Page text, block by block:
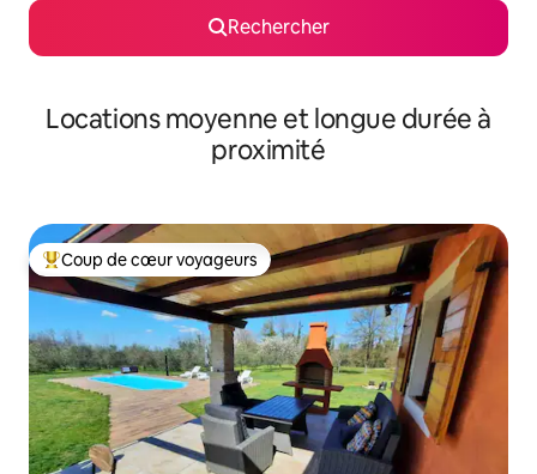
Rechercher
Locations moyenne et longue durée à
proximité
Coups de cœur voyageurs les plus appréciés
Coup de cœur voyageurs